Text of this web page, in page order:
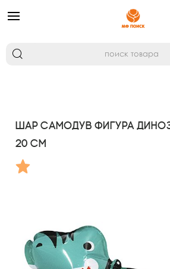
Шар самодув фигура
20 см